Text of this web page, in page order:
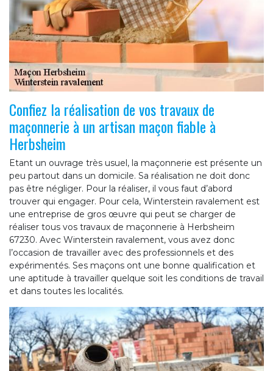
Confiez la réalisation de vos travaux de
maçonnerie à un artisan maçon fiable à
Herbsheim
Etant un ouvrage très usuel, la maçonnerie est présente un
peu partout dans un domicile. Sa réalisation ne doit donc
pas être négliger. Pour la réaliser, il vous faut d’abord
trouver qui engager. Pour cela, Winterstein ravalement est
une entreprise de gros œuvre qui peut se charger de
réaliser tous vos travaux de maçonnerie à Herbsheim
67230. Avec Winterstein ravalement, vous avez donc
l’occasion de travailler avec des professionnels et des
expérimentés. Ses maçons ont une bonne qualification et
une aptitude à travailler quelque soit les conditions de travail
et dans toutes les localités.